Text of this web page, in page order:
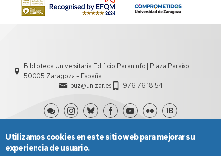
Biblioteca Universitaria Edificio Paraninfo | Plaza Paraíso
50005 Zaragoza - España
buz@unizar.es
976 76 18 54
Utilizamos cookies en este sitio web para mejorar su
experiencia de usuario.